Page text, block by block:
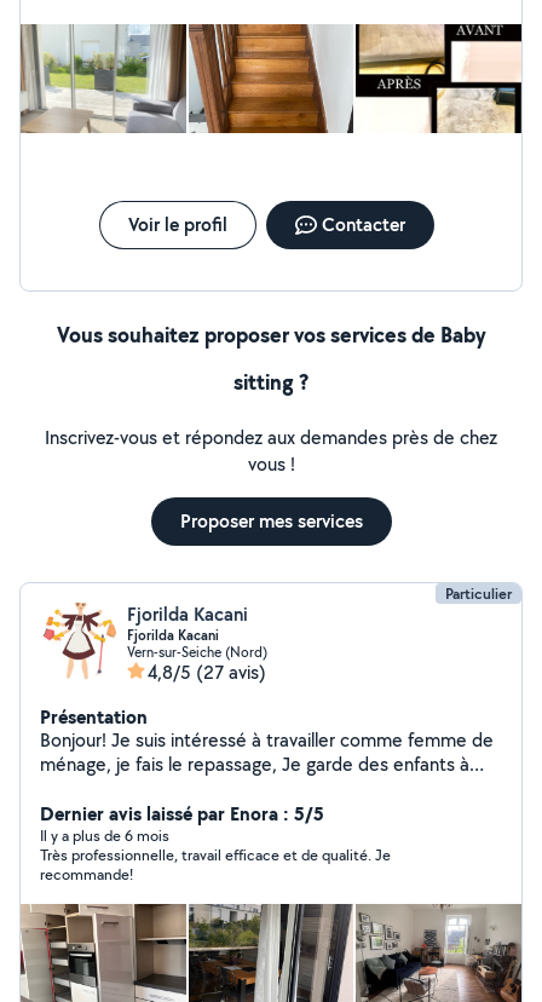
Voir le profil Contacter
Vous souhaitez proposer vos services de Baby
sitting ?
Inscrivez-vous et répondez aux demandes près de chez
vous !
Proposer mes services
Particulier
Fjorilda Kacani
Fjorilda Kacani
Vern-sur-Seiche (Nord)
4,8/5 (27 avis)
Présentation
Bonjour! Je suis intéressé à travailler comme femme de
ménage, je fais le repassage, Je garde des enfants à
12ans. Je suis esthéticiens et je fais manucure et
pédicure. N'hésitez pas à me contacter. Merci
Dernier avis laissé par Enora : 5/5
Il y a plus de 6 mois
Très professionnelle, travail efficace et de qualité. Je
recommande!